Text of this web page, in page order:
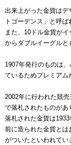
出来上がった金貨はデ
トゴーデンス」と呼ば
また、10ドル金貨が
からダブルイーグルと
1907年発行のものは
ているためプレミアム
2002年に行われた競
で落札されたものがあ
落札された金貨は
前に造られた金貨と
がついたといわれてい